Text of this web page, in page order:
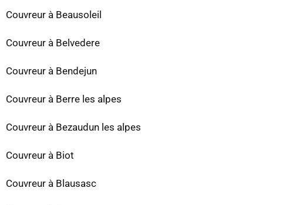
Couvreur à Beausoleil
Couvreur à Belvedere
Couvreur à Bendejun
Couvreur à Berre les alpes
Couvreur à Bezaudun les alpes
Couvreur à Biot
Couvreur à Blausasc